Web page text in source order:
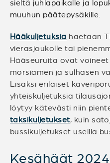
sieltä juhlapaikalle ja
muuhun päätepysäkille.
Hääkuljetuksia haetaan
vierasjoukolle tai
Hääseuruita ovat voineet
morsiamen ja sulhasen
Lisäksi erilaiset
yhteiskuljetuksia
löytyy kätevästi niin
taksikuljetukset, kuin
bussikuljetukset useilla
Kesähäät